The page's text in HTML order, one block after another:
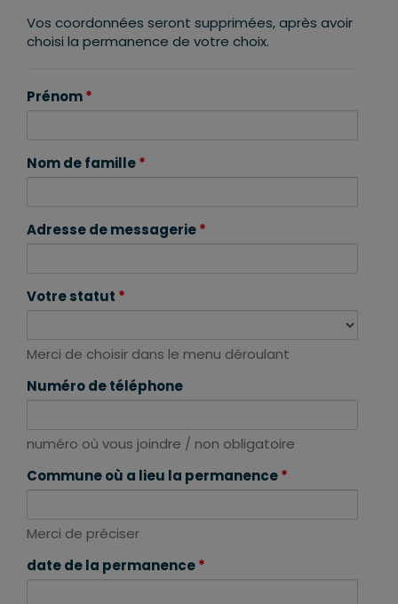
Vos coordonnées seront supprimées, après avoir
choisi la permanence de votre choix.
Prénom*
Nom de famille*
Adresse de messagerie*
Votre statut *
Merci de choisir dans le menu déroulant
Numéro de téléphone
numéro où vous joindre / non obligatoire
Commune où a lieu la permanence*
Merci de préciser
date de la permanence*